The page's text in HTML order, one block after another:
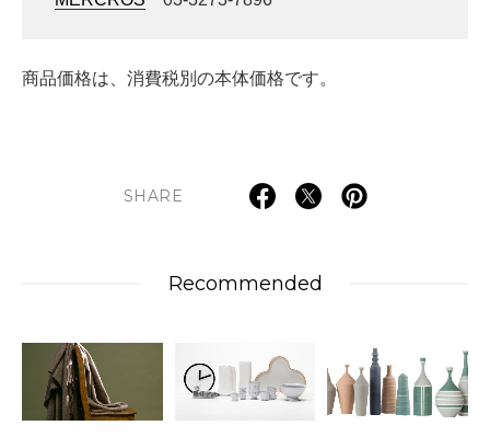
商品価格は、消費税別の本体価格です。
SHARE
Recommended